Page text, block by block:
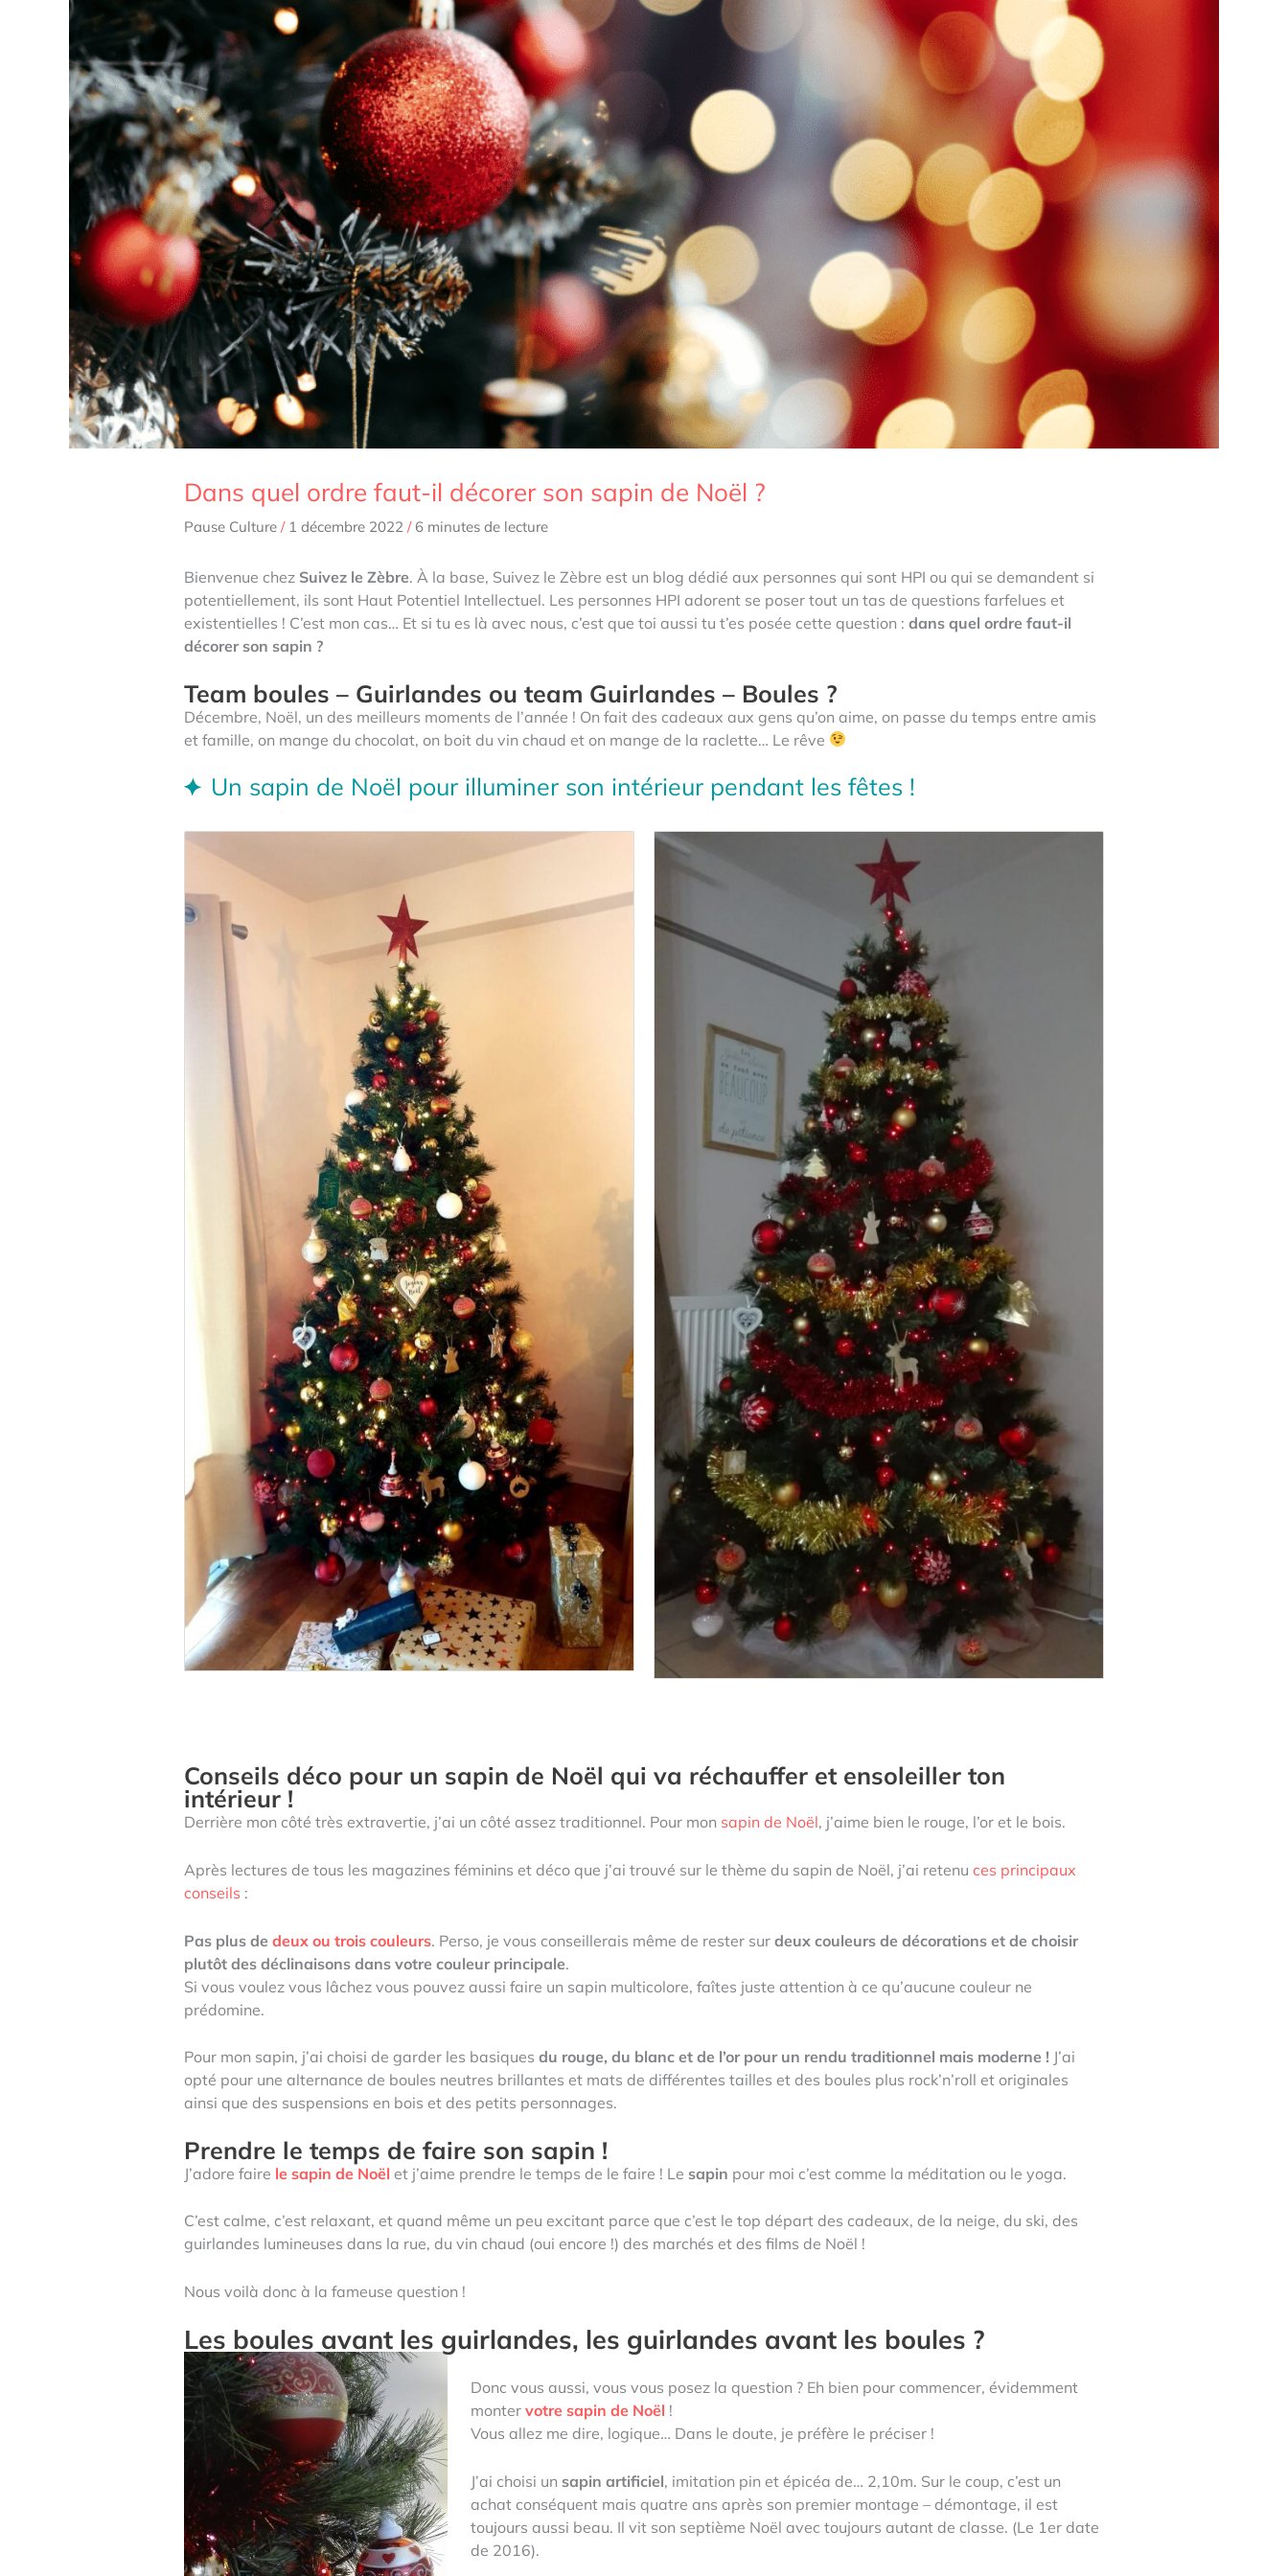
Dans quel ordre faut-il décorer son sapin de Noël ?
Pause Culture / 1 décembre 2022 / 6 minutes de lecture
Bienvenue chez Suivez le Zèbre. À la base, Suivez le Zèbre est un blog dédié aux personnes qui sont HPI ou qui se demandent si
potentiellement, ils sont Haut Potentiel Intellectuel. Les personnes HPI adorent se poser tout un tas de questions farfelues et
existentielles ! C’est mon cas… Et si tu es là avec nous, c’est que toi aussi tu t’es posée cette question : dans quel ordre faut-il
décorer son sapin ?
Team boules – Guirlandes ou team Guirlandes – Boules ?
Décembre, Noël, un des meilleurs moments de l’année ! On fait des cadeaux aux gens qu’on aime, on passe du temps entre amis
et famille, on mange du chocolat, on boit du vin chaud et on mange de la raclette… Le rêve
Un sapin de Noël pour illuminer son intérieur pendant les fêtes !
Conseils déco pour un sapin de Noël qui va réchauffer et ensoleiller ton
intérieur !
Derrière mon côté très extravertie, j’ai un côté assez traditionnel. Pour mon sapin de Noël, j’aime bien le rouge, l’or et le bois.
Après lectures de tous les magazines féminins et déco que j’ai trouvé sur le thème du sapin de Noël, j’ai retenu ces principaux
conseils :
Pas plus de deux ou trois couleurs. Perso, je vous conseillerais même de rester sur deux couleurs de décorations et de choisir
plutôt des déclinaisons dans votre couleur principale.
Si vous voulez vous lâchez vous pouvez aussi faire un sapin multicolore, faîtes juste attention à ce qu’aucune couleur ne
prédomine.
Pour mon sapin, j’ai choisi de garder les basiques du rouge, du blanc et de l’or pour un rendu traditionnel mais moderne ! J’ai
opté pour une alternance de boules neutres brillantes et mats de différentes tailles et des boules plus rock’n’roll et originales
ainsi que des suspensions en bois et des petits personnages.
Prendre le temps de faire son sapin !
J’adore faire le sapin de Noël et j’aime prendre le temps de le faire ! Le sapin pour moi c’est comme la méditation ou le yoga.
C’est calme, c’est relaxant, et quand même un peu excitant parce que c’est le top départ des cadeaux, de la neige, du ski, des
guirlandes lumineuses dans la rue, du vin chaud (oui encore !) des marchés et des films de Noël !
Nous voilà donc à la fameuse question !
Les boules avant les guirlandes, les guirlandes avant les boules ?
Donc vous aussi, vous vous posez la question ? Eh bien pour commencer, évidemment
monter votre sapin de Noël !
Vous allez me dire, logique… Dans le doute, je préfère le préciser !
J’ai choisi un sapin artificiel, imitation pin et épicéa de… 2,10m. Sur le coup, c’est un
achat conséquent mais quatre ans après son premier montage – démontage, il est
toujours aussi beau. Il vit son septième Noël avec toujours autant de classe. (Le 1er date
de 2016).